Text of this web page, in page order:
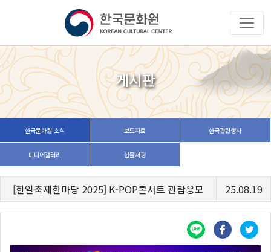
게시판
한국문화원 소식 보도자료 한국관련행사
미디어갤러리 한줄서평
[한일축제한마당 2025] K-POP콘서트 관람응모 25.08.19